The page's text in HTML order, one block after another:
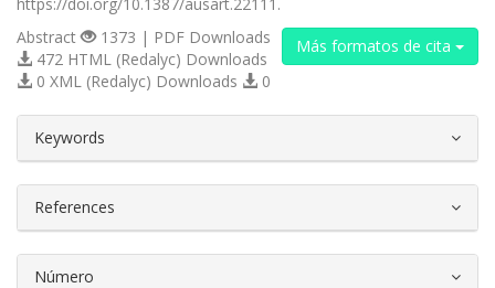
Más formatos de cita
Abstract
1373 | PDF Downloads
472 HTML (Redalyc) Downloads
0 XML (Redalyc) Downloads
0
Keywords
References
Número